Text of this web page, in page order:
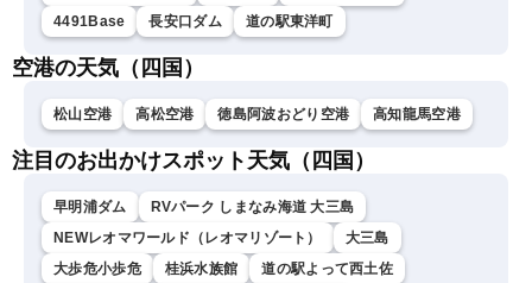
4491Base
長安口ダム 道の駅東洋町
空港の天気（四国）
松山空港 高松空港 徳島阿波おどり空港 高知龍馬空港
注目のお出かけスポット天気（四国）
早明浦ダム
RVパーク しまなみ海道 大三島
NEWレオマワールド（レオマリゾート）
大三島
大歩危小歩危
桂浜水族館
道の駅よって西土佐